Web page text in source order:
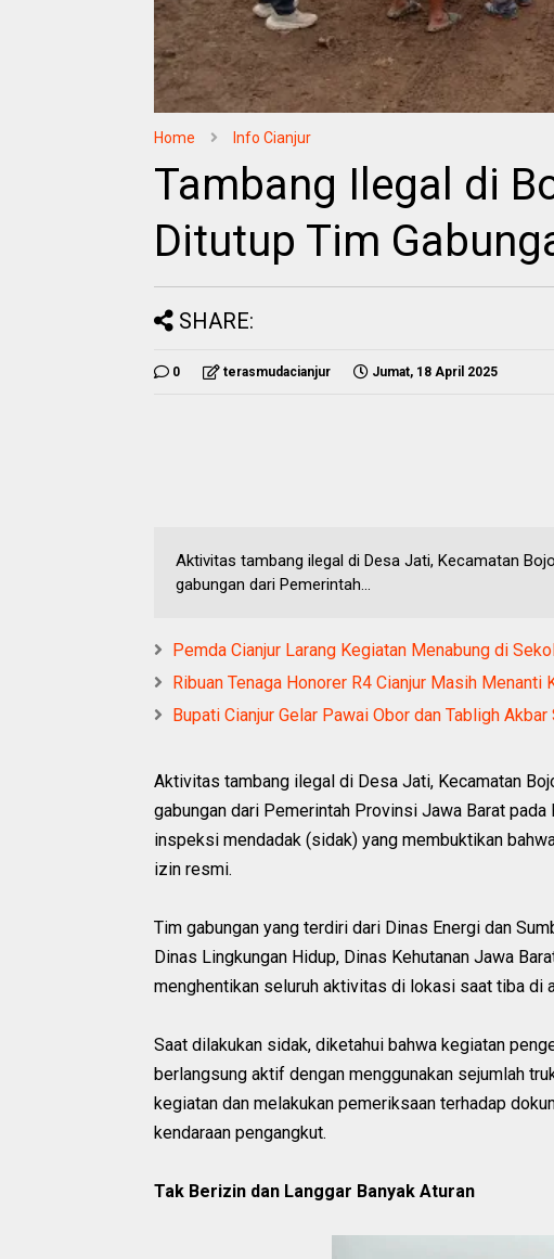
Home Info Cianjur
Tambang Ilegal di
Ditutup Tim
SHARE:
0 terasmudacianjur Jumat, 18 April 2025
Aktivitas tambang ilegal di Desa Jati, Kecamatan
gabungan dari Pemerintah...
Pemda Cianjur Larang Kegiatan Menabung di
Ribuan Tenaga Honorer R4 Cianjur Masih
Bupati Cianjur Gelar Pawai Obor dan Tabligh
Aktivitas tambang ilegal di Desa Jati, Kecamatan
gabungan dari Pemerintah Provinsi Jawa Barat
inspeksi mendadak (sidak) yang membuktikan
izin resmi.
Tim gabungan yang terdiri dari Dinas Energi dan
Dinas Lingkungan Hidup, Dinas Kehutanan Jawa
menghentikan seluruh aktivitas di lokasi saat tiba di
Saat dilakukan sidak, diketahui bahwa kegiatan
berlangsung aktif dengan menggunakan sejumlah
kegiatan dan melakukan pemeriksaan terhadap
kendaraan pengangkut.
Tak Berizin dan Langgar Banyak Aturan